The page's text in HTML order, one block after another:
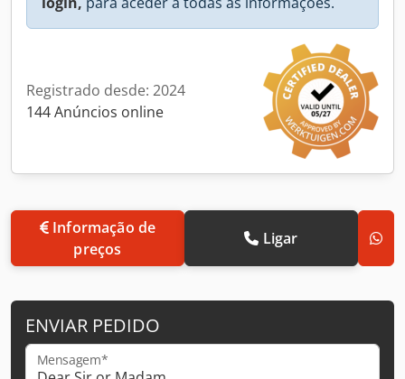
Registrado desde: 2024
144 Anúncios online
Informação de
preços
Ligar
ENVIAR PEDIDO
Mensagem*